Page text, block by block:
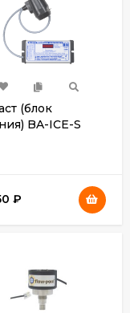
(блок
BA-ICE-S
₽